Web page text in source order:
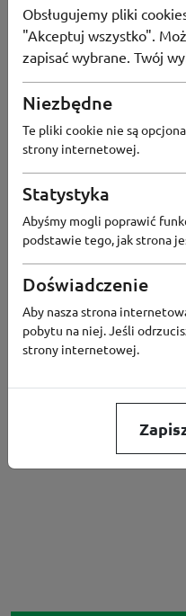
Obsługujemy pliki
"Akceptuj wszystko".
zapisać wybrane. Twój
Niezbędne
Te pliki cookie nie są
strony internetowej.
Statystyka
Abyśmy mogli poprawić
podstawie tego, jak strona
Doświadczenie
Aby nasza strona
pobytu na niej. Jeśli
strony internetowej.